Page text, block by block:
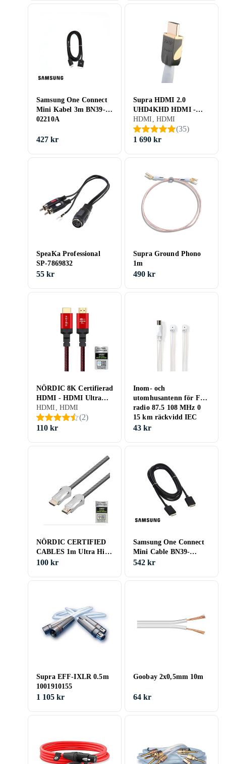
Samsung One Connect
Mini Kabel 3m BN39-
02210A
427 kr
Supra HDMI 2.0
UHD4KHD HDMI -
HDMI 15m
HDMI, HDMI
(35)
1 690 kr
SpeaKa Professional
SP-7869832
55 kr
Supra Ground Phono
1m
490 kr
NÖRDIC 8K Certifierad
HDMI - HDMI Ultra
High Speed 1,5m
HDMI, HDMI
(2)
110 kr
Inom- och
utomhusantenn för FM-
radio 87.5 108 MHz 0
15 km räckvidd IEC
43 kr
NÖRDIC CERTIFIED
CABLES 1m Ultra High
Speed HDMI 2,1 8K
Dynamic HDR eARC
100 kr
Samsung One Connect
Mini Cable BN39-
02615A
542 kr
Supra EFF-IXLR 0.5m
1001910155
1 105 kr
Goobay 2x0,5mm 10m
64 kr